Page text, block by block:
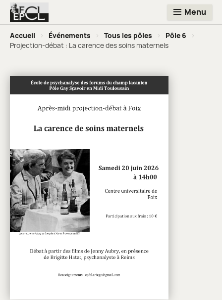
Menu
Accueil > Événements > Tous les pôles > Pôle 6
>
Projection-débat : La carence des soins maternels